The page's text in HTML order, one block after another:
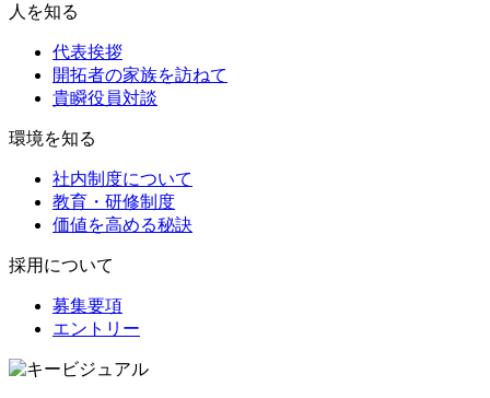
人を知る
代表挨拶
開拓者の家族を訪ねて
貴瞬役員対談
環境を知る
社内制度について
教育・研修制度
価値を高める秘訣
採用について
募集要項
エントリー